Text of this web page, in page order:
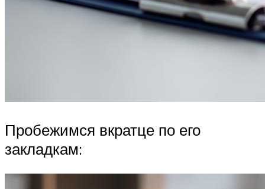
Пробежимся вкратце по его
закладкам: